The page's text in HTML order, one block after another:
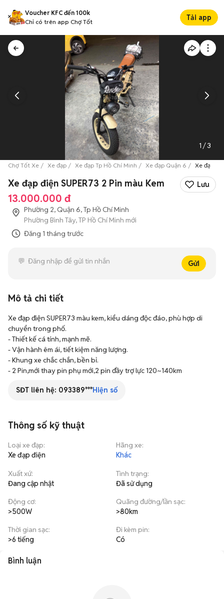
Voucher KFC đến 100k
Chỉ có trên app Chợ Tốt
Tải app
1 /3
Chợ Tốt Xe Xe đạp Xe đạp Tp Hồ Chí Minh Xe đạp Quận 6 Xe đạp
Xe đạp điện SUPER73 2 Pin màu Kem Lưu
13.000.000 đ
Phường 2, Quận 6, Tp Hồ Chí Minh
Phường Bình Tây, TP Hồ Chí Minh mới
Đăng 1 tháng trước
Gửi
Mô tả chi tiết
Xe đạp điện SUPER73 màu kem, kiểu dáng độc đáo, phù hợp di
chuyển trong phố.
- Thiết kế cá tính, mạnh mẽ.
- Vận hành êm ái, tiết kiệm năng lượng.
- Khung xe chắc chắn, bền bỉ.
- 2 Pin,mới thay pin phụ mới,2 pin đầy trợ lực 120~140km
SĐT liên hệ: 093389***Hiện số
Thông số kỹ thuật
Loại xe đạp:
Xe đạp điện
Hãng xe:
Khác
Xuất xứ:
Đang cập nhật
Tình trạng:
Đã sử dụng
Động cơ:
>500W
Quãng đường/lần sạc:
>80km
Thời gian sạc:
>6 tiếng
Đi kèm pin:
Có
Bình luận